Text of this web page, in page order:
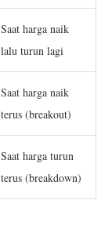
Saat harga naik
lalu turun lagi
Saat harga naik
terus (breakout)
Saat harga turun
terus (breakdown)